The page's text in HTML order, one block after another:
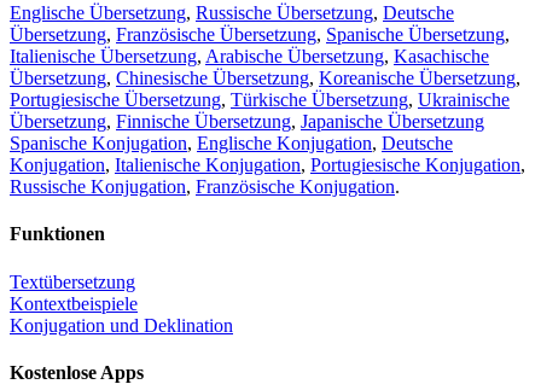
Englische Übersetzung, Russische Übersetzung, Deutsche
Übersetzung, Französische Übersetzung, Spanische Übersetzung,
Italienische Übersetzung, Arabische Übersetzung, Kasachische
Übersetzung, Chinesische Übersetzung, Koreanische Übersetzung,
Portugiesische Übersetzung, Türkische Übersetzung, Ukrainische
Übersetzung, Finnische Übersetzung, Japanische Übersetzung
Spanische Konjugation, Englische Konjugation, Deutsche
Konjugation, Italienische Konjugation, Portugiesische Konjugation,
Russische Konjugation, Französische Konjugation.
Funktionen
Textübersetzung
Kontextbeispiele
Konjugation und Deklination
Kostenlose Apps